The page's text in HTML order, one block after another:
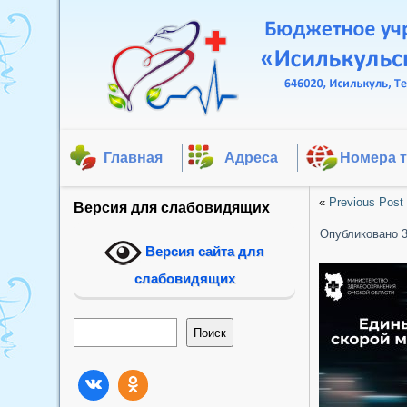
Главная Адреса Номера
Версия для слабовидящих
Версия сайта для
слабовидящих
Поиск
« Previous Post
Опубликовано